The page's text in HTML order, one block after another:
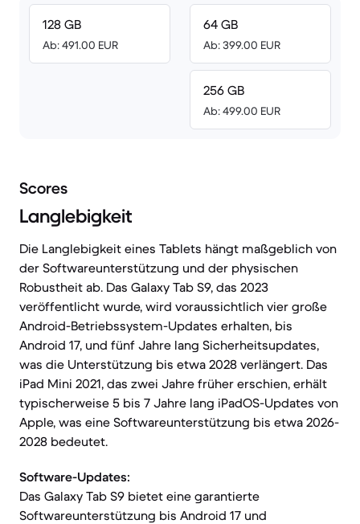
128 GB
Ab: 491.00 EUR
64 GB
Ab: 399.00 EUR
256 GB
Ab: 499.00 EUR
Scores
Langlebigkeit
Die Langlebigkeit eines Tablets hängt maßgeblich von
der Softwareunterstützung und der physischen
Robustheit ab. Das Galaxy Tab S9, das 2023
veröffentlicht wurde, wird voraussichtlich vier große
Android-Betriebssystem-Updates erhalten, bis
Android 17, und fünf Jahre lang Sicherheitsupdates,
was die Unterstützung bis etwa 2028 verlängert. Das
iPad Mini 2021, das zwei Jahre früher erschien, erhält
typischerweise 5 bis 7 Jahre lang iPadOS-Updates von
Apple, was eine Softwareunterstützung bis etwa 2026-
2028 bedeutet.
Software-Updates:
Das Galaxy Tab S9 bietet eine garantierte
Softwareunterstützung bis Android 17 und